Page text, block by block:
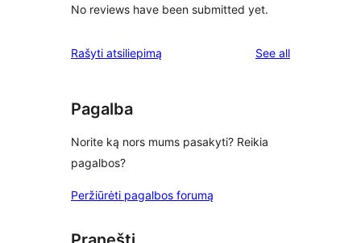
No reviews have been submitted yet.
Rašyti atsiliepimą See allreviews
Pagalba
Norite ką nors mums pasakyti? Reikia
pagalbos?
Peržiūrėti pagalbos forumą